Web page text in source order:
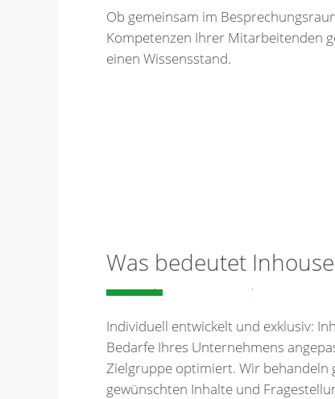
Ob gemeinsam im
Kompetenzen Ihrer Mitarbeitenden
einen Wissensstand.
Was bedeutet
Individuell entwickelt und exklusiv:
Bedarfe Ihres Unternehmens
Zielgruppe optimiert. Wir behandeln
gewünschten Inhalte und